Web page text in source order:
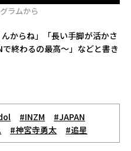
ラムから
からね」「長い手脚が活かさ
終わるの最高～」などと書き
#INZM
#JAPAN
#神宮寺勇太 #追星